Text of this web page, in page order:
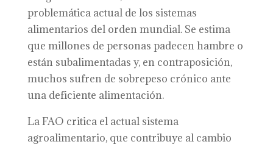
problemática actual de los sistemas
alimentarios del orden mundial. Se estima
que millones de personas padecen hambre o
están subalimentadas y, en contraposición,
muchos sufren de sobrepeso crónico ante
una deficiente alimentación.
La FAO critica el actual sistema
agroalimentario, que contribuye al cambio